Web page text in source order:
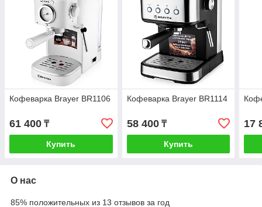
Кофеварка Brayer BR1106
61 400 ₸
Купить
Кофеварка Brayer BR1114
58 400₸
Купить
17
О нас
85% положительных из 13 отзывов за год